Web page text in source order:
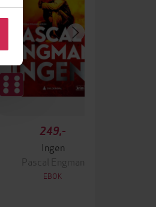
249,-
Ingen
Pascal Engman
EBOK